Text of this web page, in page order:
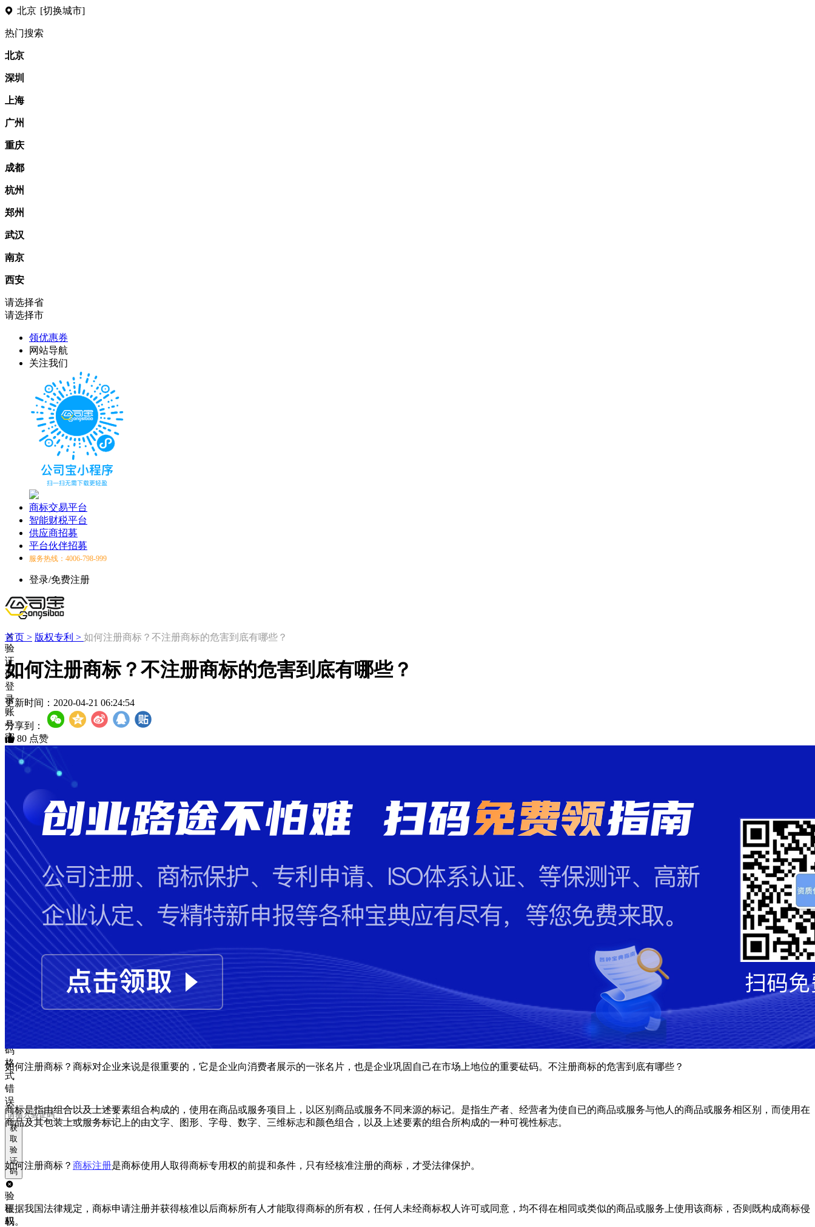
北京 [切换城市]
热门搜索
北京
深圳
上海
广州
重庆
成都
杭州
郑州
武汉
南京
西安
请选择省
请选择市
领优惠券
网站导航
关注我们
商标交易平台
智能财税平台
供应商招募
平台伙伴招募
服务热线：4006-798-999
登录/免费注册
验
证
码
登
录
账
号
密
码
登
录
失
败
手
机
号
码
格
式
错
误
码
格
式
错
误
获
取
验
证
码
验
证
码
首页 > 版权专利 > 如何注册商标？不注册商标的危害到底有哪些？
如何注册商标？不注册商标的危害到底有哪些？
更新时间： 2020-04-21 06:24:54
分享到：
80 点赞
如何注册商标？商标对企业来说是很重要的，它是企业向消费者展示的一张名片，也是企业巩固自己在市场上地位的重要砝码。不注册商标的危害到底有哪些？
商标是指由组合以及上述要素组合构成的，使用在商品或服务项目上，以区别商品或服务不同来源的标记。是指生产者、经营者为使自已的商品或服务与他人的商品或服务相区别，而使用在
商品及其包装上或服务标记上的由文字、图形、字母、数字、三维标志和颜色组合，以及上述要素的组合所构成的一种可视性标志。
如何注册商标？ 商标注册是商标使用人取得商标专用权的前提和条件，只有经核准注册的商标，才受法律保护。
根据我国法律规定，商标申请注册并获得核准以后商标所有人才能取得商标的所有权，任何人未经商标权人许可或同意，均不得在相同或类似的商品或服务上使用该商标，否则既构成商标侵
权。